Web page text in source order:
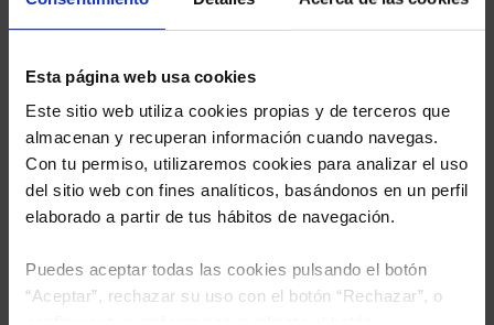
Esta página web usa cookies
Este sitio web utiliza cookies propias y de terceros que
almacenan y recuperan información cuando navegas.
Con tu permiso, utilizaremos cookies para analizar el uso
del sitio web con fines analíticos, basándonos en un perfil
elaborado a partir de tus hábitos de navegación.
Puedes aceptar todas las cookies pulsando el botón
“Aceptar”, rechazar su uso con el botón “Rechazar”, o